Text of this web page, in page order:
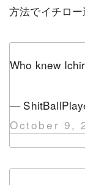
方法でイチロー
Who knew
—
October 9,